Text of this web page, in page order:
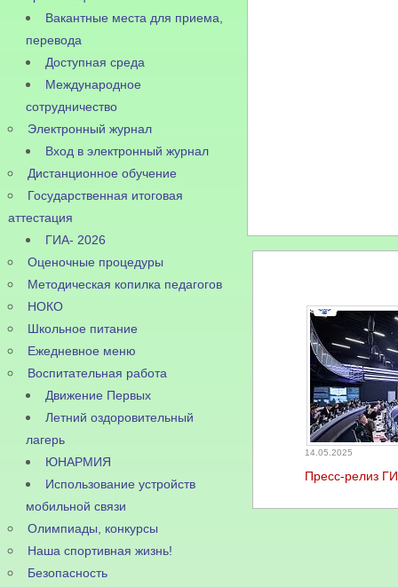
Вакантные места для приема,
перевода
Доступная среда
Международное
сотрудничество
Электронный журнал
Вход в электронный журнал
Дистанционное обучение
Государственная итоговая
аттестация
ГИА- 2026
Оценочные процедуры
Методическая копилка педагогов
НОКО
Школьное питание
Ежедневное меню
Воспитательная работа
Движение Первых
Летний оздоровительный
лагерь
ЮНАРМИЯ
Использование устройств
мобильной связи
Олимпиады, конкурсы
Наша спортивная жизнь!
Безопасность
14.05.2025
Пресс-релиз